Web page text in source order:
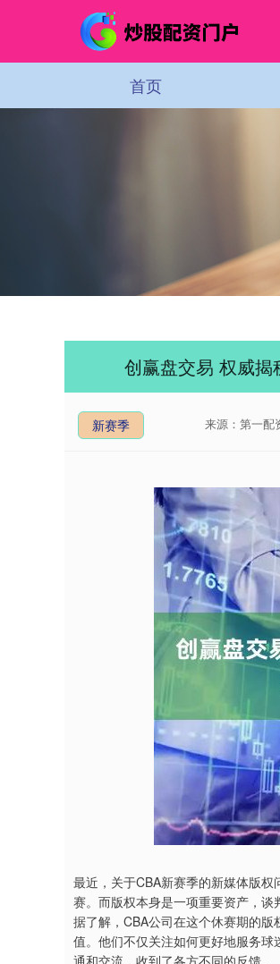
首页
创赢盘交易 权威
新赛季 来源：第一配
最近，关于CBA新赛季的新媒体版
赛。而版权本身是一项重要资产，谈
据了解，CBA公司在这个休赛期的
值。他们不仅关注如何更好地服务
通和交流，收到了各方不同的反馈。
深证成指